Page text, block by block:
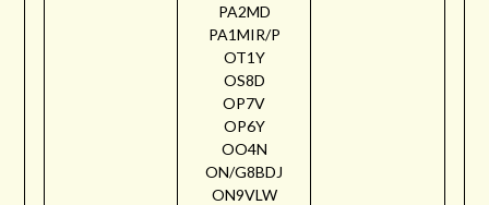
PA2MD
PA1MIR/P
OT1Y
OS8D
OP7V
OP6Y
OO4N
ON/G8BDJ
ON9VLW